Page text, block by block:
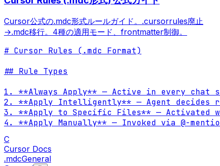
Cursor公式の.mdc形式ルールガイド。.cursorrules廃止
→.mdc移行。4種の適用モード、frontmatter制御。
# Cursor Rules (.mdc Format)
## Rule Types
1. **Always Apply** — Active in every chat
2. **Apply Intelligently** — Agent decides
3. **Apply to Specific Files** — Activated
4. **Apply Manually** — Invoked via @-
C
Cursor Docs
.mdcGeneral